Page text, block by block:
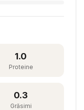
1.0
Proteine
0.3
Grăsimi